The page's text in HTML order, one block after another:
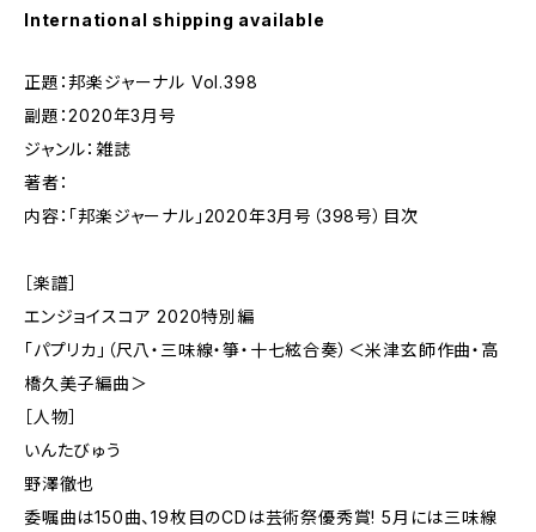
International shipping available
正題：邦楽ジャーナル Vol.398
副題：2020年3月号
ジャンル：雑誌
著者：
内容：「邦楽ジャーナル」2020年3月号（398号）目次
［楽譜］
エンジョイスコア 2020特別編
「パプリカ」（尺八・三味線・箏・十七絃合奏）＜米津玄師作曲・高
橋久美子編曲＞
［人物］
いんたびゅう
野澤徹也
委嘱曲は150曲、19枚目のCDは芸術祭優秀賞! 5月には三味線